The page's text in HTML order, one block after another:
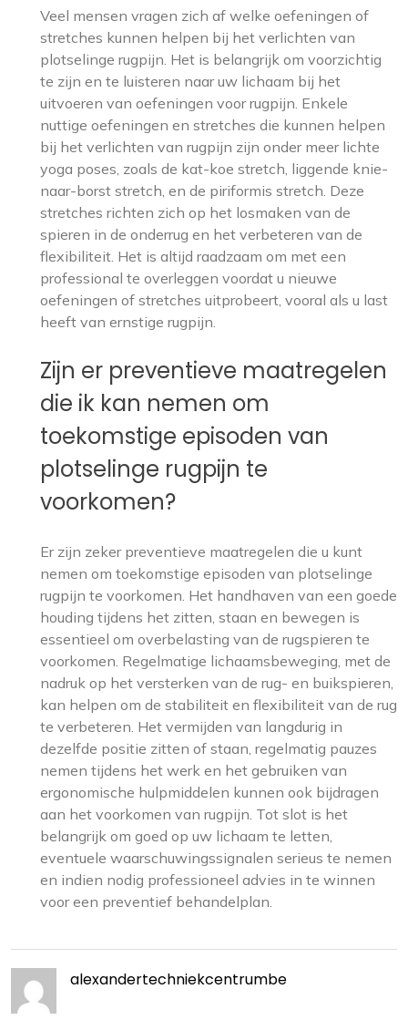
Veel mensen vragen zich af welke oefeningen of
stretches kunnen helpen bij het verlichten van
plotselinge rugpijn. Het is belangrijk om voorzichtig
te zijn en te luisteren naar uw lichaam bij het
uitvoeren van oefeningen voor rugpijn. Enkele
nuttige oefeningen en stretches die kunnen helpen
bij het verlichten van rugpijn zijn onder meer lichte
yoga poses, zoals de kat-koe stretch, liggende knie-
naar-borst stretch, en de piriformis stretch. Deze
stretches richten zich op het losmaken van de
spieren in de onderrug en het verbeteren van de
flexibiliteit. Het is altijd raadzaam om met een
professional te overleggen voordat u nieuwe
oefeningen of stretches uitprobeert, vooral als u last
heeft van ernstige rugpijn.
Zijn er preventieve maatregelen
die ik kan nemen om
toekomstige episoden van
plotselinge rugpijn te
voorkomen?
Er zijn zeker preventieve maatregelen die u kunt
nemen om toekomstige episoden van plotselinge
rugpijn te voorkomen. Het handhaven van een goede
houding tijdens het zitten, staan en bewegen is
essentieel om overbelasting van de rugspieren te
voorkomen. Regelmatige lichaamsbeweging, met de
nadruk op het versterken van de rug- en buikspieren,
kan helpen om de stabiliteit en flexibiliteit van de rug
te verbeteren. Het vermijden van langdurig in
dezelfde positie zitten of staan, regelmatig pauzes
nemen tijdens het werk en het gebruiken van
ergonomische hulpmiddelen kunnen ook bijdragen
aan het voorkomen van rugpijn. Tot slot is het
belangrijk om goed op uw lichaam te letten,
eventuele waarschuwingssignalen serieus te nemen
en indien nodig professioneel advies in te winnen
voor een preventief behandelplan.
alexandertechniekcentrumbe